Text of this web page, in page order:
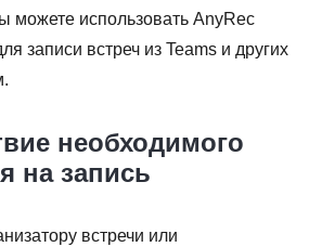
можете использовать AnyRec
записи встреч из Teams и других
необходимого
на запись
встречи или